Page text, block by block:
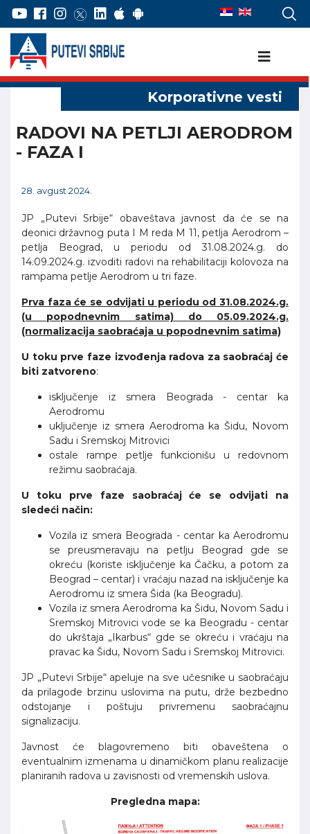
RADOVI NA PETLJI AERODROM
- FAZA I
28. avgust 2024.
JP „Putevi Srbije“ obaveštava javnost da će se na
deonici državnog puta I M reda M 11, petlja Aerodrom –
petlja Beograd, u periodu od 31.08.2024.g. do
14.09.2024.g. izvoditi radovi na rehabilitaciji kolovoza na
rampama petlje Aerodrom u tri faze.
Prva faza će se odvijati u periodu od 31.08.2024.g.
(u popodnevnim satima) do 05.09.2024.g.
(normalizacija saobraćaja u popodnevnim satima)
U toku prve faze izvođenja radova za saobraćaj će
biti zatvoreno:
isključenje iz smera Beograda - centar ka
Aerodromu
uključenje iz smera Aerodroma ka Šidu, Novom
Sadu i Sremskoj Mitrovici
ostale rampe petlje funkcionišu u redovnom
režimu saobraćaja.
U toku prve faze saobraćaj će se odvijati na
sledeći način:
Vozila iz smera Beograda - centar ka Aerodromu
se preusmeravaju na petlju Beograd gde se
okreću (koriste isključenje ka Čačku, a potom za
Beograd – centar) i vraćaju nazad na isključenje ka
Aerodromu iz smera Šida (ka Beogradu).
Vozila iz smera Aerodroma ka Šidu, Novom Sadu i
Sremskoj Mitrovici vode se ka Beogradu - centar
do ukrštaja „Ikarbus“ gde se okreću i vraćaju na
pravac ka Šidu, Novom Sadu i Sremskoj Mitrovici.
JP „Putevi Srbije“ apeluje na sve učesnike u saobraćaju
da prilagode brzinu uslovima na putu, drže bezbedno
odstojanje i poštuju privremenu saobraćajnu
signalizaciju.
Javnost će blagovremeno biti obaveštena o
eventualnim izmenama u dinamičkom planu realizacije
planiranih radova u zavisnosti od vremenskih uslova.
Pregledna mapa: